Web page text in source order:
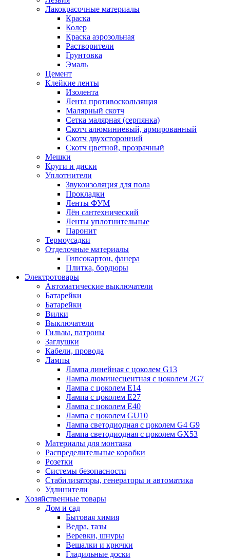
Лакокрасочные материалы
Краска
Колер
Краска аэрозольная
Растворители
Грунтовка
Эмаль
Цемент
Клейкие ленты
Изолента
Лента противоскользящая
Малярный скотч
Сетка малярная (серпянка)
Скотч алюминиевый, армированный
Скотч двухсторонний
Скотч цветной, прозрачный
Мешки
Круги и диски
Уплотнители
Звукоизоляция для пола
Прокладки
Ленты ФУМ
Лён сантехнический
Ленты уплотнительные
Паронит
Термоусадки
Отделочные материалы
Гипсокартон, фанера
Плитка, бордюры
Электротовары
Автоматические выключатели
Батарейки
Батарейки
Вилки
Выключатели
Гильзы, патроны
Заглушки
Кабели, провода
Лампы
Лампа линейная с цоколем G13
Лампа люминесцентная с цоколем 2G7
Лампа с цоколем E14
Лампа с цоколем E27
Лампа с цоколем E40
Лампа с цоколем GU10
Лампа светодиодная с цоколем G4 G9
Лампа светодиодная с цоколем GX53
Материалы для монтажа
Распределительные коробки
Розетки
Системы безопасности
Стабилизаторы, генераторы и автоматика
Удлинители
Хозяйственные товары
Дом и сад
Бытовая химия
Ведра, тазы
Веревки, шнуры
Вешалки и крючки
Гладильные доски